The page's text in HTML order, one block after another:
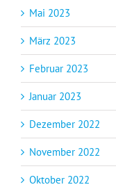
Mai 2023
März 2023
Februar 2023
Januar 2023
Dezember 2022
November 2022
Oktober 2022